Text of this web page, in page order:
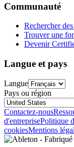
Communauté
Rechercher
Trouver une
Devenir
Langue et pays
Langue
Pays ou région
Contactez-nous
d'entreprisePolitique
cookiesMentions